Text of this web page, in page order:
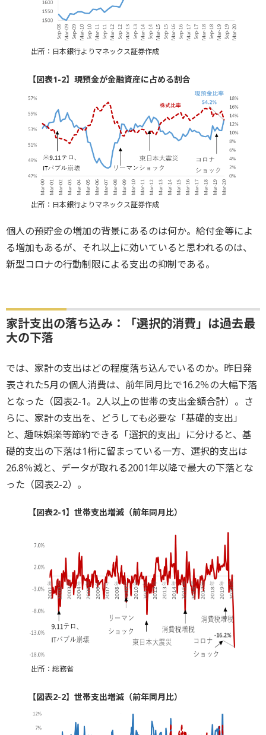
出所：日本銀行よりマネックス証券作成
【図表1-2】現預金が金融資産に占める割合
出所：日本銀行よりマネックス証券作成
個人の預貯金の増加の背景にあるのは何か。給付金等によ
る増加もあるが、それ以上に効いていると思われるのは、
新型コロナの行動制限による支出の抑制である。
家計支出の落ち込み：「選択的消費」は過去最
大の下落
では、家計の支出はどの程度落ち込んでいるのか。昨日発
表された5月の個人消費は、前年同月比で16.2％の大幅下落
となった（図表2-1。2人以上の世帯の支出金額合計）。さ
らに、家計の支出を、どうしても必要な「基礎的支出」
と、趣味娯楽等節約できる「選択的支出」に分けると、基
礎的支出の下落は1桁に留まっている一方、選択的支出は
26.8％減と、データが取れる2001年以降で最大の下落とな
った（図表2-2）。
【図表2-1】世帯支出増減（前年同月比）
出所：総務省
【図表2-2】世帯支出増減（前年同月比）